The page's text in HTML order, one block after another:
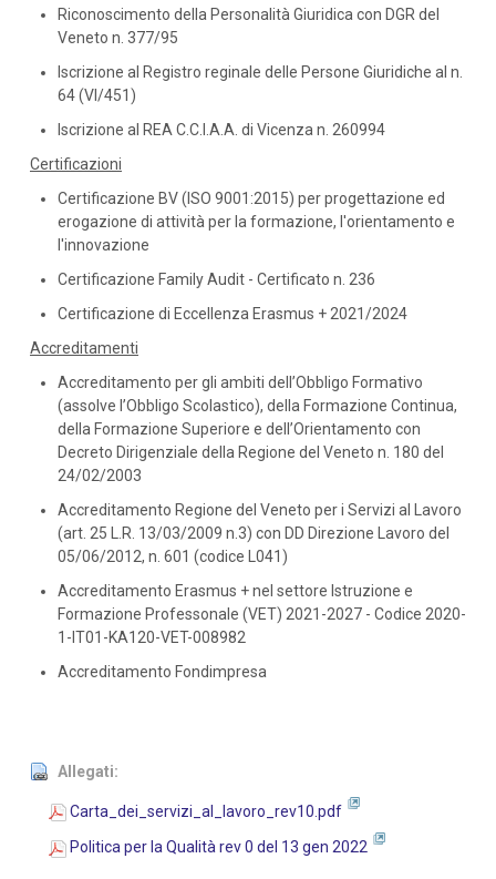
Riconoscimento della Personalità Giuridica con DGR del
Veneto n. 377/95
Iscrizione al Registro reginale delle Persone Giuridiche al n.
64 (VI/451)
Iscrizione al REA C.C.I.A.A. di Vicenza n. 260994
Certificazioni
Certificazione BV (ISO 9001:2015) per progettazione ed
erogazione di attività per la formazione, l'orientamento e
l'innovazione
Certificazione Family Audit - Certificato n. 236
Certificazione di Eccellenza Erasmus + 2021/2024
Accreditamenti
Accreditamento per gli ambiti dell’Obbligo Formativo
(assolve l’Obbligo Scolastico), della Formazione Continua,
della Formazione Superiore e dell’Orientamento con
Decreto Dirigenziale della Regione del Veneto n. 180 del
24/02/2003
Accreditamento Regione del Veneto per i Servizi al Lavoro
(art. 25 L.R. 13/03/2009 n.3) con DD Direzione Lavoro del
05/06/2012, n. 601 (codice L041)
Accreditamento Erasmus + nel settore Istruzione e
Formazione Professonale (VET) 2021-2027 - Codice 2020-
1-IT01-KA120-VET-008982
Accreditamento Fondimpresa
Allegati:
Carta_dei_servizi_al_lavoro_rev10.pdf
Politica per la Qualità rev 0 del 13 gen 2022